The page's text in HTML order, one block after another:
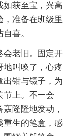
如获至宝，兴高
，准备在班级里
喜。
会老旧。固定开
地叫唤了，心疼
出钳与镊子，为
节上。不一会
隆隆地发动，
重生的笔盒，感